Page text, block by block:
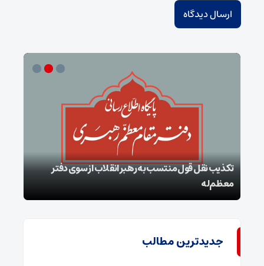
تکذیب نقل قول منتسب به رهبر انقلاب از سوی دفتر
معظم‌له
جدیدترین مطالب